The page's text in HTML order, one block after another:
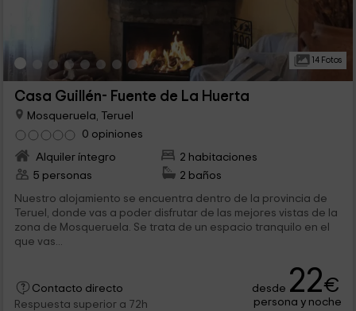
14 Fotos
Casa Guillén- Fuente de La Huerta
Mosqueruela, Teruel
0 opiniones
Alquiler íntegro
2 habitaciones
5 personas
2 baños
Nuestro alojamiento se encuentra dentro de la provincia de
Teruel, donde vas a poder disfrutar de las mejores vistas de la
zona de Mosqueruela. Se trata de un espacio tranquilo en el
que vas...
Contacto directo
Respuesta superior a 72h
desde 22€
persona y noche